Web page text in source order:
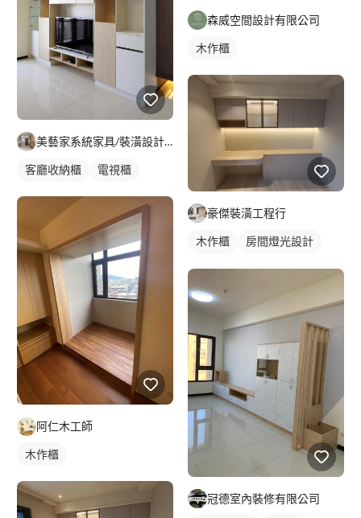
美藝家系統家具/裝潢設計/統包服務
客廳收納櫃 電視櫃
阿仁木工師
木作櫃
森威空間設計有限公司
木作櫃
豪傑裝潢工程行
木作櫃
房間燈光設計
冠德室內裝修有限公司